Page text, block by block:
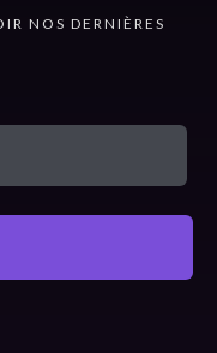
NOS DERNIÈRES